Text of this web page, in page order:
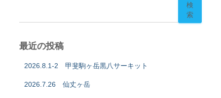
検
索
最近の投稿
2026.8.1-2 甲斐駒ヶ岳黒八サーキット
2026.7.26 仙丈ヶ岳